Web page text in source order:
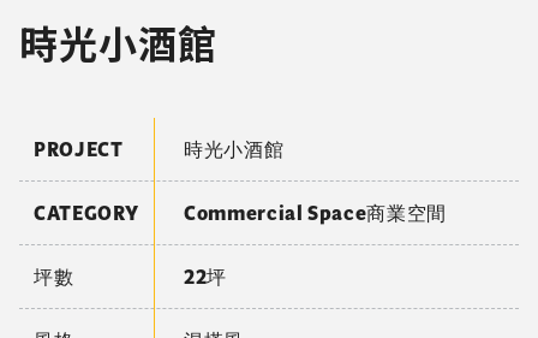
時光小酒館
PROJECT 時光小酒館
CATEGORY Commercial Space商業空間
坪數 22坪